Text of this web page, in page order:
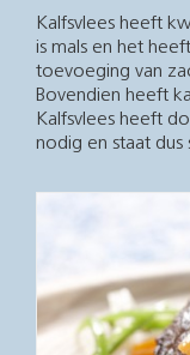
Kalfsvlees heeft
is mals en het
toevoeging van
Bovendien heeft
Kalfsvlees heeft
nodig en staat dus